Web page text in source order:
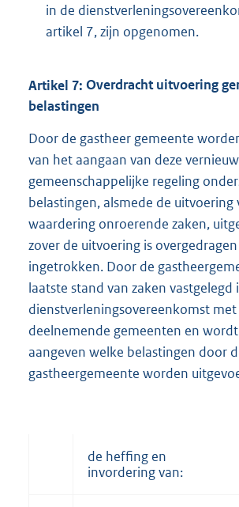
in de
artikel 7, zijn opgenomen.
Artikel 7: Overdracht uitvoering
belastingen
Door de gastheer gemeente
van het aangaan van deze
gemeenschappelijke regeling
belastingen, alsmede de uitvoering
waardering onroerende zaken,
zover de uitvoering is
ingetrokken. Door de
laatste stand van zaken vastgelegd
dienstverleningsovereenkomst met
deelnemende gemeenten en
aangeven welke belastingen door
gastheergemeente worden
de heffing en
invordering van: